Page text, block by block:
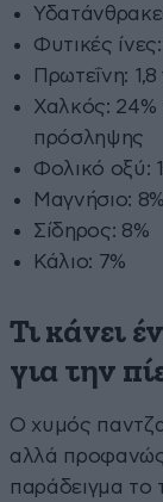
Φυτικές
Πρωτεΐνη: 1,8
Χαλκός: 24%
πρόσληψης
Φολικό οξύ:
Μαγνήσιο: 8%
Σίδηρος: 8%
Κάλιο: 7%
Τι κάνει
για την
Ο χυμός
αλλά προφανώς
παράδειγμα το